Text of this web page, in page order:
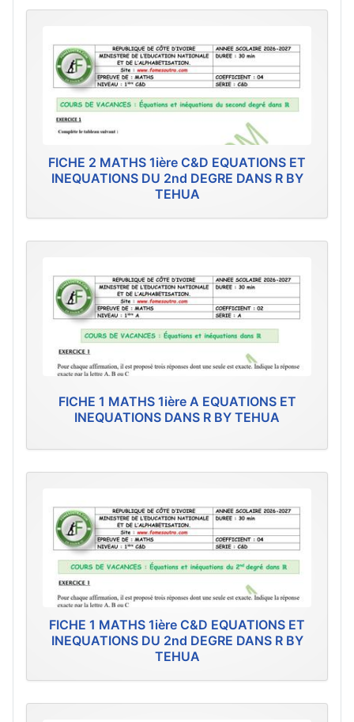
FICHE 2 MATHS 1ière C&D EQUATIONS ET
INEQUATIONS DU 2nd DEGRE DANS R BY
TEHUA
FICHE 1 MATHS 1ière A EQUATIONS ET
INEQUATIONS DANS R BY TEHUA
FICHE 1 MATHS 1ière C&D EQUATIONS ET
INEQUATIONS DU 2nd DEGRE DANS R BY
TEHUA